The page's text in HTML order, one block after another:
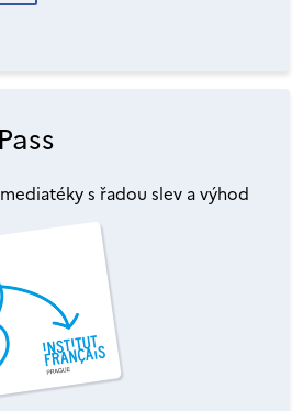
s řadou slev a výhod